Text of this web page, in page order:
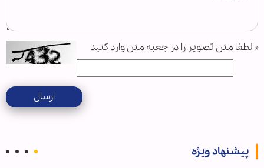
* لطفا متن تصویر را در جعبه متن وارد کنید
ارسال
پیشنهاد ویژه